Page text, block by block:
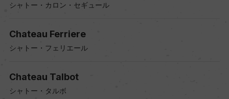
シャトー・カロン・セギュール
Chateau Ferriere
シャトー・フェリエール
Chateau Talbot
シャトー・タルボ